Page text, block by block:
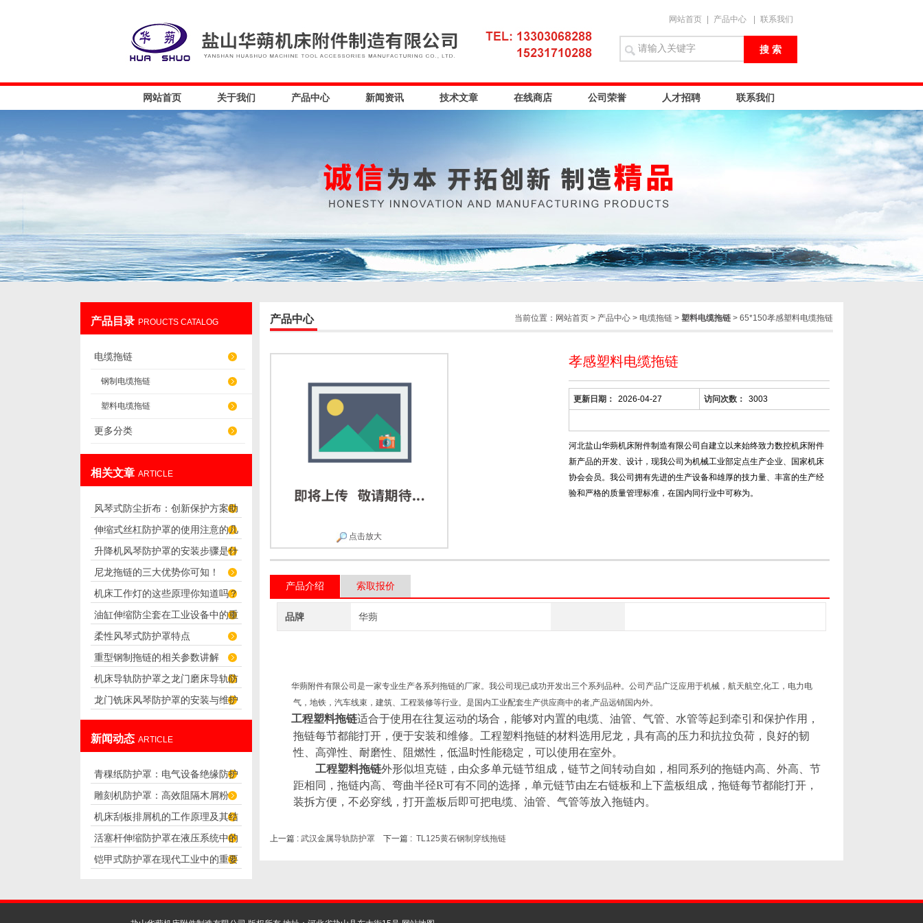
网站首页 产品中心 联系我们
网站首页 关于我们 产品中心 新闻资讯 技术文章 在线商店 公司荣誉 人才招聘 联系我们
产品目录 PROUCTS CATALOG
电缆拖链
钢制电缆拖链
塑料电缆拖链
更多分类
相关文章 ARTICLE
风琴式防尘折布：创新保护方案助
您避免灰尘困扰
伸缩式丝杠防护罩的使用注意的几
个方面
升降机风琴防护罩的安装步骤是什
么？
尼龙拖链的三大优势你可知！
机床工作灯的这些原理你知道吗？
油缸伸缩防尘套在工业设备中的重
要性
柔性风琴式防护罩特点
重型钢制拖链的相关参数讲解
机床导轨防护罩之龙门磨床导轨防
护罩的设计
龙门铣床风琴防护罩的安装与维护
新闻动态 ARTICLE
青稞纸防护罩：电气设备绝缘防护
专用方案
雕刻机防护罩：高效阻隔木屑粉
尘，守护设备精度与安全
机床刮板排屑机的工作原理及其结
构分析
活塞杆伸缩防护罩在液压系统中的
应用
铠甲式防护罩在现代工业中的重要
当前位置： 网站首页> 产品中心> 电缆拖链> 塑料电缆拖链> 65*150孝感塑料电缆拖链
产品中心
孝感塑料电缆拖链
更新日期： 2026-04-27 访问次数： 3003
河北盐山华蒴机床附件制造有限公司自建立以来始终致力数控机床附件
新产品的开发、设计，现我公司为机械工业部定点生产企业、国家机床
协会会员。我公司拥有先进的生产设备和雄厚的技力量、丰富的生产经
验和严格的质量管理标准，在国内同行业中可称为。
点击放大
产品介绍 索取报价
品牌 华蒴
华蒴附件有限公司是一家专业生产各系列拖链的厂家。 我公司现已成功开发出三个系列品种。 公司产品广泛应用于机械，航天航空,化工，电力电
气，地铁，汽车线束，建筑、工程装修等行业。是国内工业配套生产供应商中的者,产品远销国内外。
工程塑料拖链适合于使用在往复运动的场合，能够对内置的电缆、油管、气管、水管等起到牵引和保护作用，
拖链每节都能打开，便于安装和维修。工程塑料拖链的材料选用尼龙，具有高的压力和抗拉负荷，良好的韧
性、高弹性、耐磨性、阻燃性，低温时性能稳定，可以使用在室外。
工程塑料拖链外形似坦克链，由众多单元链节组成，链节之间转动自如，相同系列的拖链内高、外高、节
距相同，拖链内高、弯曲半径R可有不同的选择，单元链节由左右链板和上下盖板组成，拖链每节都能打开，
装拆方便，不必穿线，打开盖板后即可把电缆、油管、气管等放入拖链内。
上一篇 : 武汉金属导轨防护罩下一篇 : TL125黄石钢制穿线拖链